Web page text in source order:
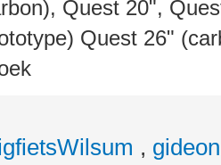
Quest 20",
Quest 26"
, gideon